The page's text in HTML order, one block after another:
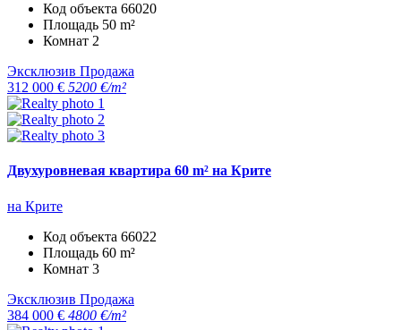
Код объекта 66020
Площадь 50 m²
Комнат 2
Эксклюзив Продажа
312 000 € 5200 €/m²
Двухуровневая квартира 60 m² на Крите
на Крите
Код объекта 66022
Площадь 60 m²
Комнат 3
Эксклюзив Продажа
384 000 € 4800 €/m²